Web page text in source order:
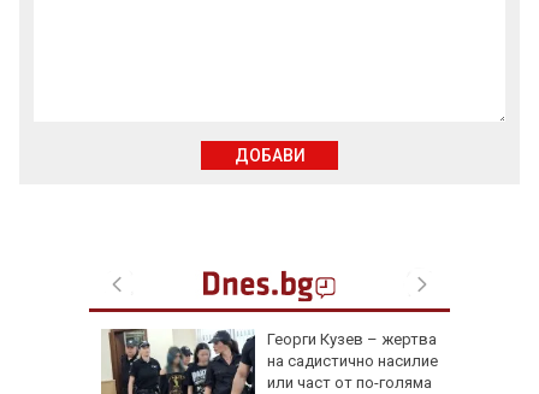
Георги Кузев – жертва
на садистично насилие
или част от по-голяма
ДОБАВИ